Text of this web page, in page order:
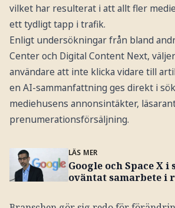
vilket har resulterat i att allt fler
ett tydligt tapp i trafik.
Enligt undersökningar från bland
Center och Digital Content Next,
användare att inte klicka vidare till
en AI-sammanfattning ges direkt i
mediehusens annonsintäkter,
prenumerationsförsäljning.
LÄS MER
Google och Space X i
oväntat samarbete i